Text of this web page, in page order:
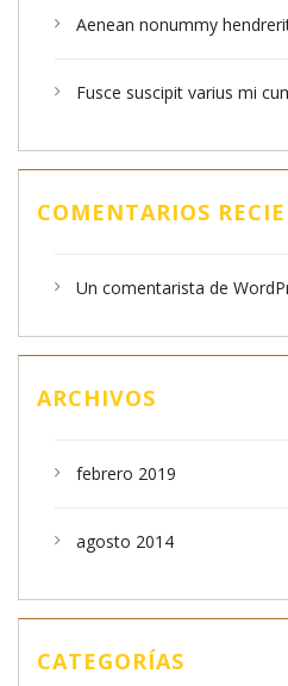
Aenean nonummy
Fusce suscipit varius mi
COMENTARIOS
Un comentarista de
ARCHIVOS
febrero 2019
agosto 2014
CATEGORÍAS